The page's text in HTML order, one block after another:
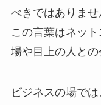
べきではありませ
この言葉はネッ
場や目上の人との
ビジネスの場で